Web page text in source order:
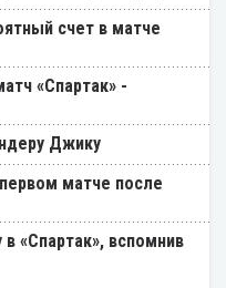
счет в матче
«Спартак» -
Джику
матче после
«Спартак», вспомнив